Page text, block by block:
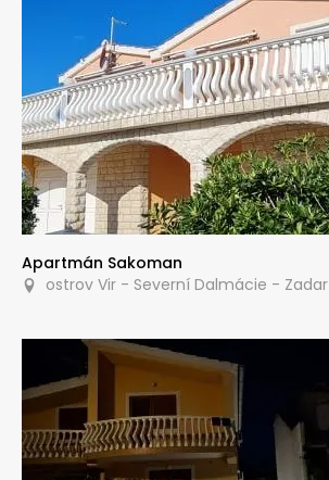
Apartmán Sakoman
ostrov Vir - Severní Dalmácie - Zadar